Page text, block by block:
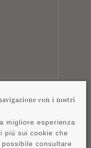
con i nostri
migliore esperienza
più sui cookie che
consultare